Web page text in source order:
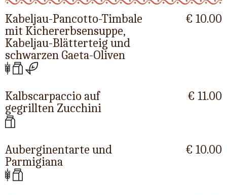
Kabeljau-Pancotto-Timbale
mit Kichererbsensuppe,
Kabeljau-Blätterteig und
schwarzen Gaeta-Oliven
€ 10.00
Kalbscarpaccio auf
gegrillten Zucchini
€ 11.00
Auberginentarte und
Parmigiana
€ 10.00